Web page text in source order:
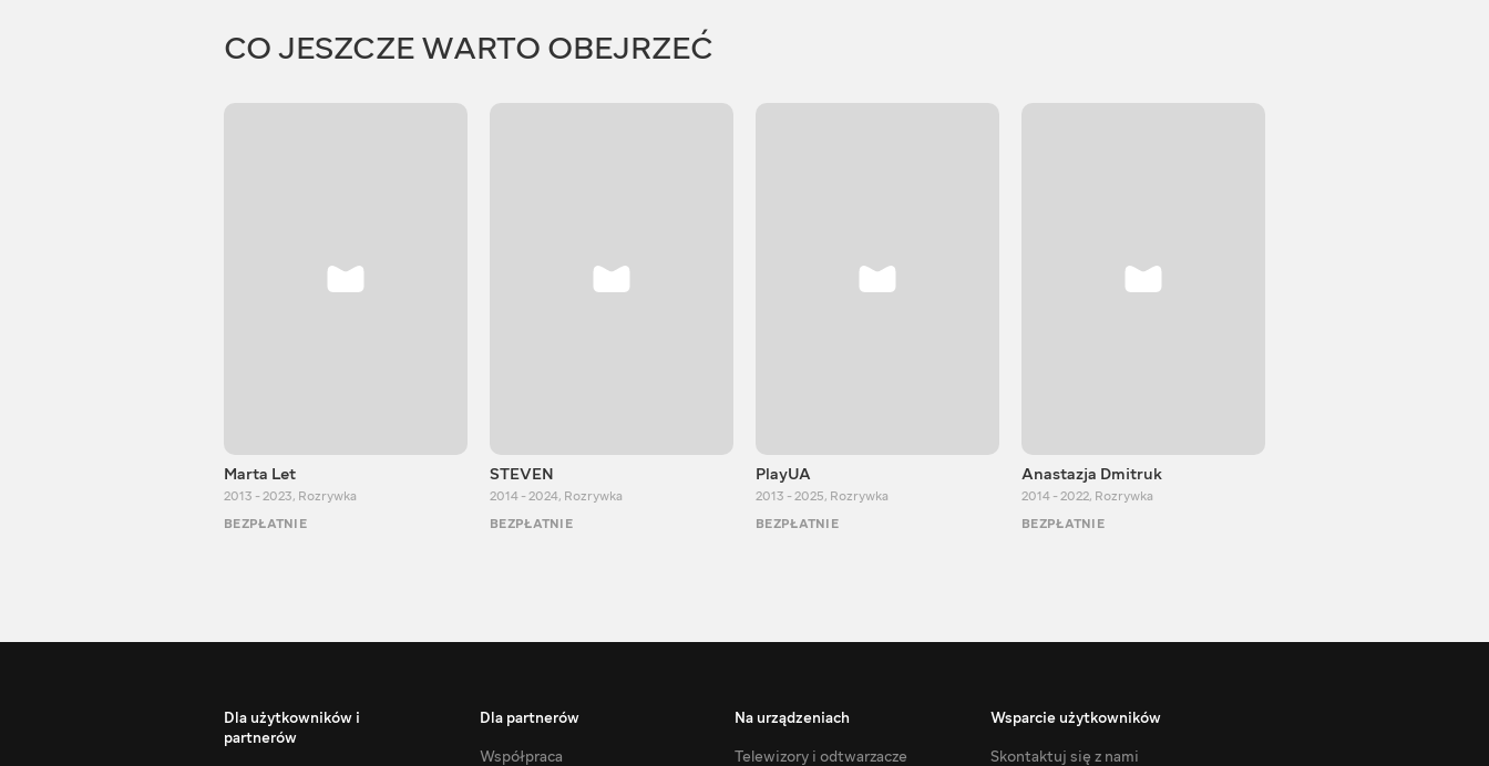
CO JESZCZE WARTO OBEJRZEĆ
Marta Let
2013 - 2023, Rozrywka
BEZPŁATNIE
STEVEN
2014 - 2024, Rozrywka
BEZPŁATNIE
PlayUA
2013 - 2025, Rozrywka
BEZPŁATNIE
Anastazja Dmitruk
2014 - 2022, Rozrywka
BEZPŁATNIE
Dla użytkowników i
partnerów
Dla partnerów
Współpraca
Na urządzeniach
Telewizory i odtwarzacze
Wsparcie użytkowników
Skontaktuj się z nami